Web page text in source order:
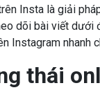
Insta là giải
dõi bài viết dưới
thái